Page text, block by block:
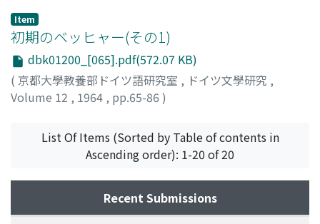
Item
初期のベッヒャー(その1)
dbk01200_[065].pdf(572.07 KB)
( 京都大學教養部ドイツ語研究室 , ドイツ文學研究 ,
Volume 12 , 1964 , pp.65-86 )
List Of Items (Sorted by Table of contents in
Ascending order): 1-20 of 20
Recent Submissions